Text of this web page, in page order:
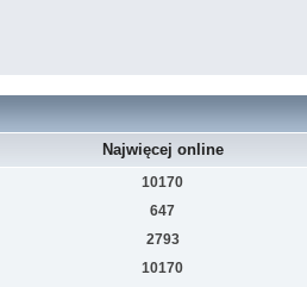
Najwięcej online
10170
647
2793
10170